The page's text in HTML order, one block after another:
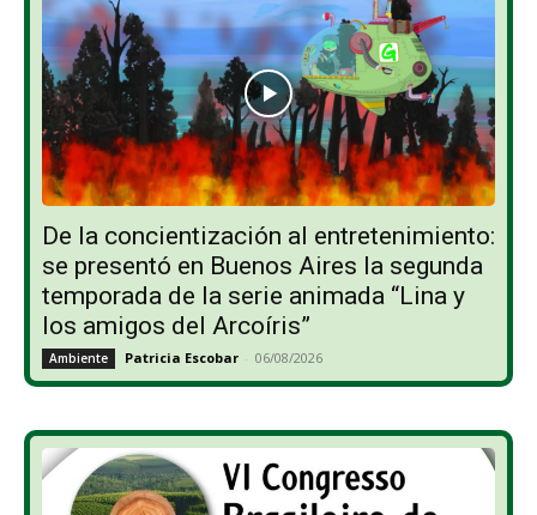
De la concientización al entretenimiento:
se presentó en Buenos Aires la segunda
temporada de la serie animada “Lina y
los amigos del Arcoíris”
Ambiente Patricia Escobar - 06/08/2026